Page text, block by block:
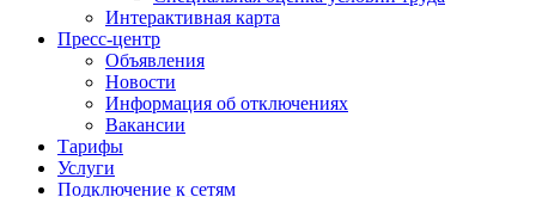
Интерактивная карта
Пресс-центр
Объявления
Новости
Информация об отключениях
Вакансии
Тарифы
Услуги
Подключение к сетям